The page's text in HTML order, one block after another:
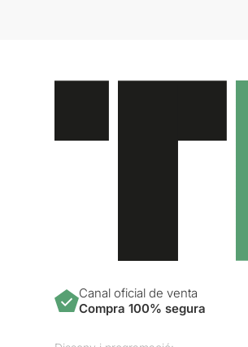
Canal oficial de venta
Compra 100% segura